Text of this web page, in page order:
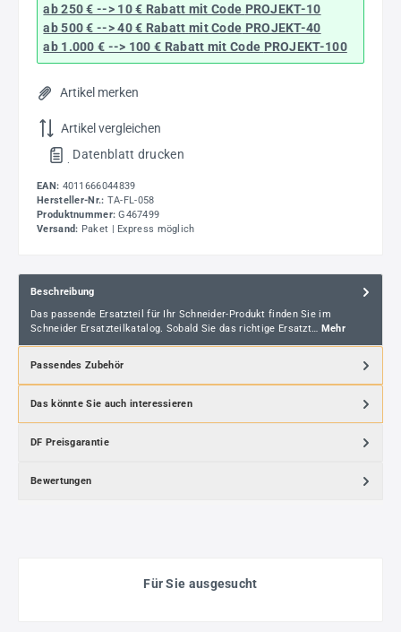
ab 250 € --> 10 € Rabatt mit Code PROJEKT-10
ab 500 € --> 40 € Rabatt mit Code PROJEKT-40
ab 1.000 € --> 100 € Rabatt mit Code PROJEKT-100
Artikel merken
Artikel vergleichen
. Datenblatt drucken
EAN: 4011666044839
Hersteller-Nr.: TA-FL-058
Produktnummer: G467499
Versand: Paket | Express möglich
Beschreibung
Das passende Ersatzteil für Ihr Schneider-Produkt finden Sie im
Schneider Ersatzteilkatalog. Sobald Sie das richtige Ersatzt… Mehr
Passendes Zubehör
Das könnte Sie auch interessieren
DF Preisgarantie
Bewertungen
Für Sie ausgesucht